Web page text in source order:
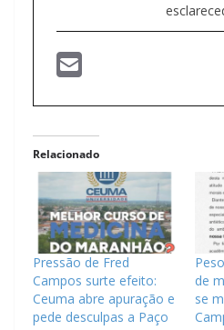
Relacionado
Pressão de Fred
Campos surte efeito:
Ceuma abre apuração e
pede desculpas a Paço
de
se